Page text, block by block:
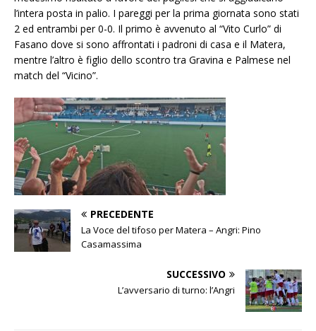
l’intera posta in palio. I pareggi per la prima giornata sono stati
2 ed entrambi per 0-0. Il primo è avvenuto al “Vito Curlo” di
Fasano dove si sono affrontati i padroni di casa e il Matera,
mentre l’altro è figlio dello scontro tra Gravina e Palmese nel
match del “Vicino”.
PRECEDENTE
La Voce del tifoso per Matera – Angri: Pino
Casamassima
SUCCESSIVO
L’avversario di turno: l’Angri